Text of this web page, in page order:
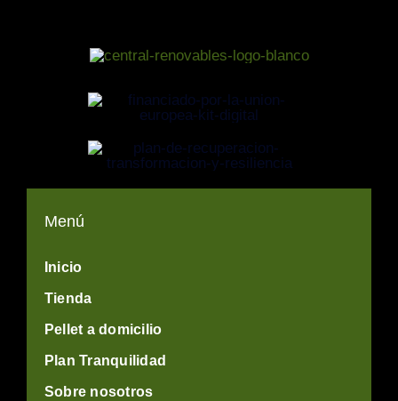
Menú
Inicio
Tienda
Pellet a domicilio
Plan Tranquilidad
Sobre nosotros